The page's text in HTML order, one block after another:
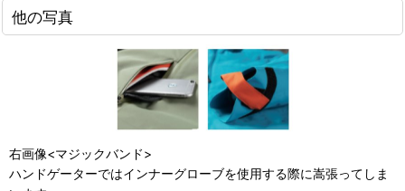
他の写真
右画像<マジックバンド>
ハンドゲーターではインナーグローブを使用する際に嵩張ってしま